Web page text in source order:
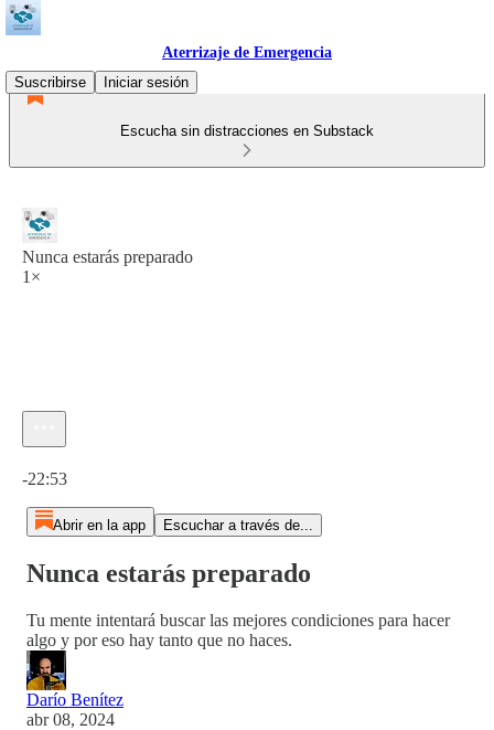
Aterrizaje de Emergencia
Suscribirse
Iniciar sesión
Escucha sin distracciones en Substack
Nunca estarás preparado
1×
-22:53
Abrir en la app Escuchar a través de...
Nunca estarás preparado
Tu mente intentará buscar las mejores condiciones para hacer
algo y por eso hay tanto que no haces.
Darío Benítez
abr 08, 2024